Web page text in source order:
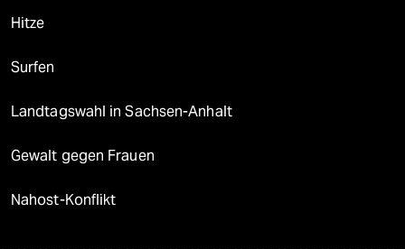
Hitze
Surfen
Landtagswahl in Sachsen-Anhalt
Gewalt gegen Frauen
Nahost-Konflikt